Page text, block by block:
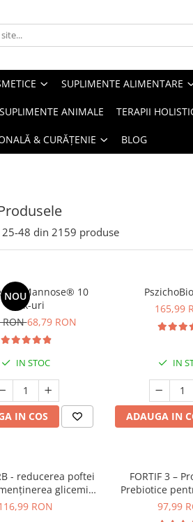
SUPLIMENTE ALIMENTARE
ANIMALE TERAPII
& CURĂȚENIE BLOG
25-48 din 2159 produse
NOU
Cys Mannose® 10
stick-uri
RON68,79 RON
IN STOC
IN COS
165,99
IN
ADAUGA IN
- reducerea poftei
glicemiei
normale
RON
FORTIF 3 –
Prebiotice
ani)
97,99